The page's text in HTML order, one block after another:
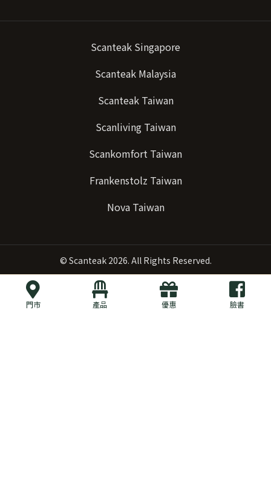
門市 產品 優惠 臉書
Scanteak Singapore
Scanteak Malaysia
Scanteak Taiwan
Scanliving Taiwan
Scankomfort Taiwan
Frankenstolz Taiwan
Nova Taiwan
© Scanteak2026. All Rights Reserved.